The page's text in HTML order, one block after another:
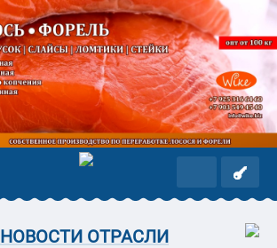
НОВОСТИ ОТРАСЛИ